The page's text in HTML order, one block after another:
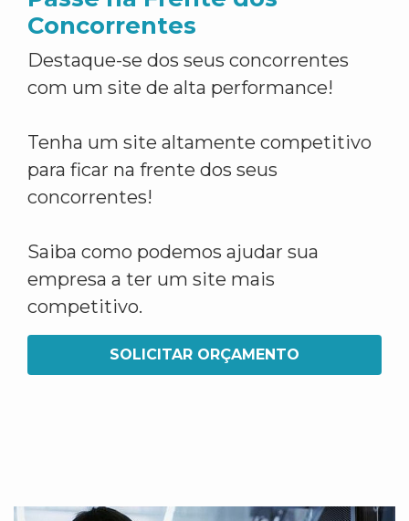
Concorrentes
Destaque-se dos seus concorrentes
com um site de alta performance!
Tenha um site altamente competitivo
para ficar na frente dos seus
concorrentes!
Saiba como podemos ajudar sua
empresa a ter um site mais
competitivo.
SOLICITAR ORÇAMENTO